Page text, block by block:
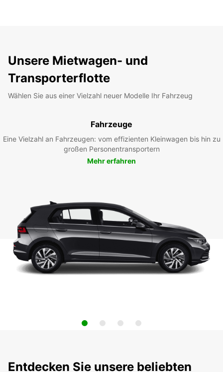
Unsere Mietwagen- und
Transporterflotte
Wählen Sie aus einer Vielzahl neuer Modelle Ihr Fahrzeug
Fahrzeuge
Eine Vielzahl an Fahrzeugen: vom effizienten Kleinwagen bis hin zu
großen Personentransportern
Mehr erfahren
Entdecken Sie unsere beliebten